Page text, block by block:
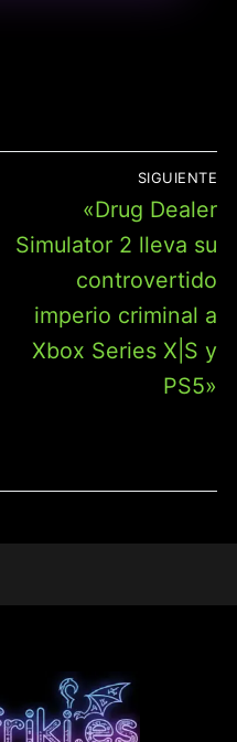
SIGUIENTE
Entrada
siguiente:
«Drug Dealer
Simulator 2 lleva su
controvertido
imperio criminal a
Xbox Series X|S y
PS5»